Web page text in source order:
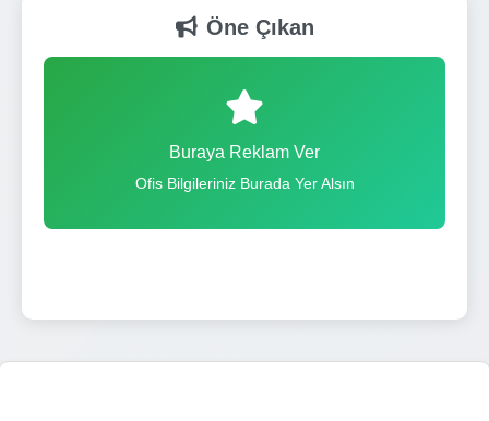
Öne Çıkan
Buraya Reklam Ver
Ofis Bilgileriniz Burada Yer Alsın